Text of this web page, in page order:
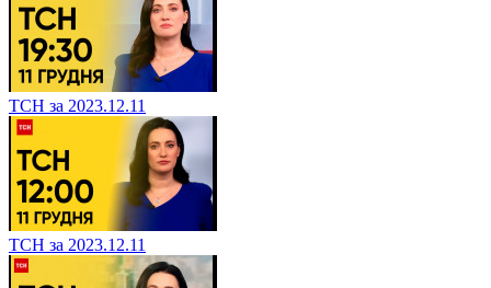
ТСН за 2023.12.11
ТСН за 2023.12.11